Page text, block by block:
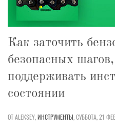
Как заточить
безопасных
поддерживать
состоянии
ОТ ALEKSEY,ИНСТРУМЕНТЫ,СУББОТА, 21